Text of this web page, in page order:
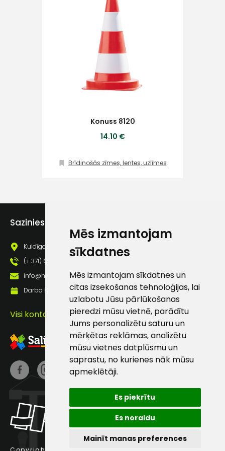
Mēs izmantojam
sīkdatnes
Mēs izmantojam sīkdatnes un
citas izsekošanas tehnoloģijas, lai
uzlabotu Jūsu pārlūkošanas
pieredzi mūsu vietnē, parādītu
Jums personalizētu saturu un
mērķētas reklāmas, analizētu
mūsu vietnes datplūsmu un
saprastu, no kurienes nāk mūsu
apmeklētāji.
Es piekrītu
Es noraidu
Mainīt manas preferences
Konuss 8120
14.10 €
Brīdinošās zīmes, lentes, uzlīmes
Sazinies ar mums
Kuldīgas iela 69a, Saldus, Saldus nov., LV - 3801
(+ 371) 63 881 186
info@hards.lv
Darba laiks: Darbadienās: 8:00 - 17:00
Visi kontakti
Piekrītu SIA Hards
lietošanas noteikumiem
pastā
Darbdienās:
8:00 – 17:00
(+371) 63 881
186
info@hards.lv